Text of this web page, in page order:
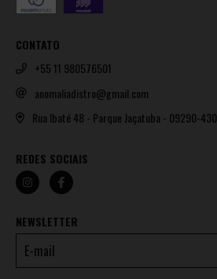
CONTATO
+55 11 980576501
anomaliadistro@gmail.com
Rua Ibaté 48 - Parque Jaçatuba - 09290-430
REDES SOCIAIS
NEWSLETTER